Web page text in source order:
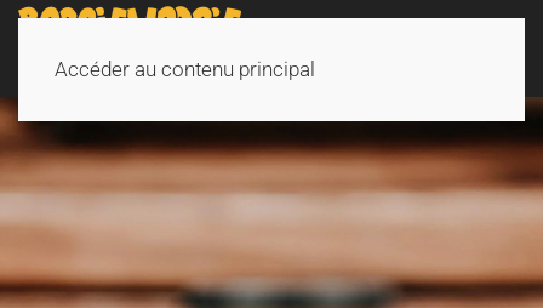
Accéder au contenu principal